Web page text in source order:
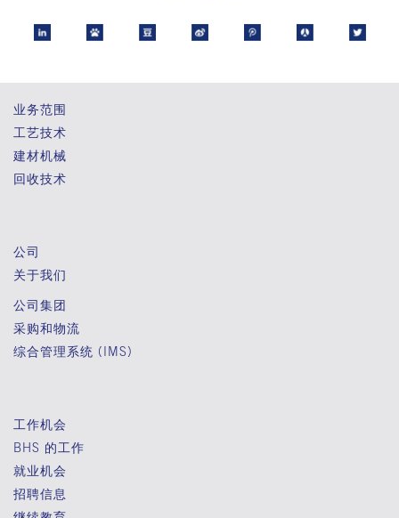
业务范围
工艺技术
建材机械
回收技术
公司
关于我们
公司集团
采购和物流
综合管理系统 (IMS)
工作机会
BHS 的工作
就业机会
招聘信息